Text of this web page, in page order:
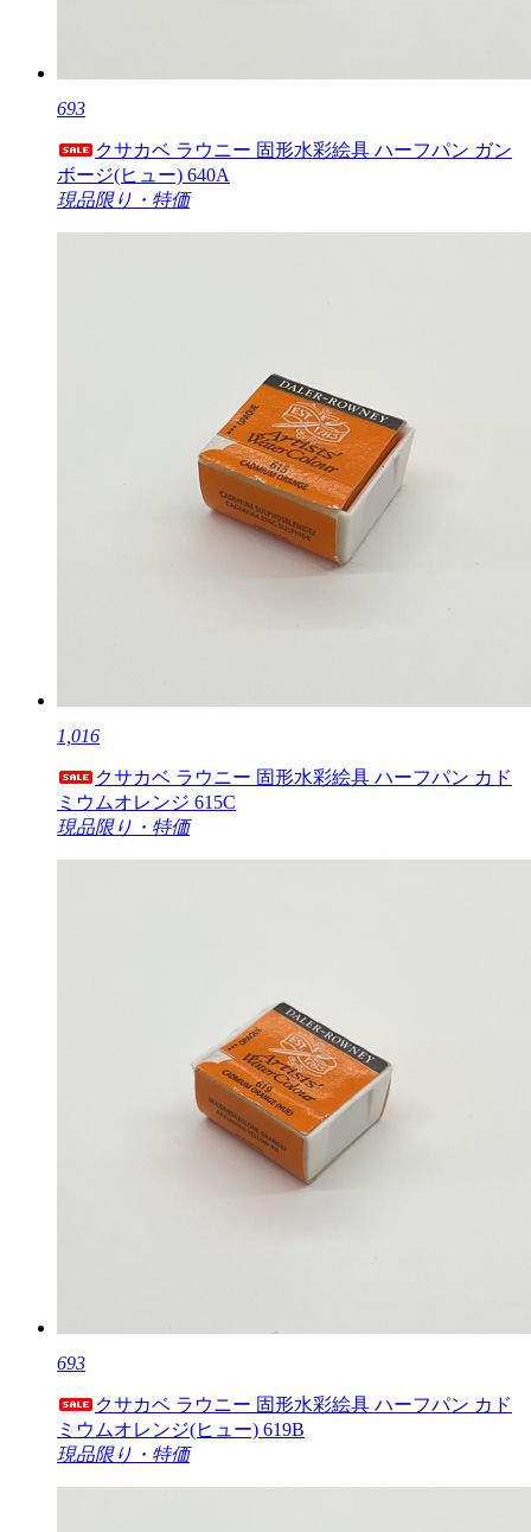
693
クサカベ ラウニー 固形水彩絵具 ハーフパン ガン
ボージ(ヒュー) 640A
現品限り・特価
1,016
クサカベ ラウニー 固形水彩絵具 ハーフパン カド
ミウムオレンジ 615C
現品限り・特価
693
クサカベ ラウニー 固形水彩絵具 ハーフパン カド
ミウムオレンジ(ヒュー) 619B
現品限り・特価